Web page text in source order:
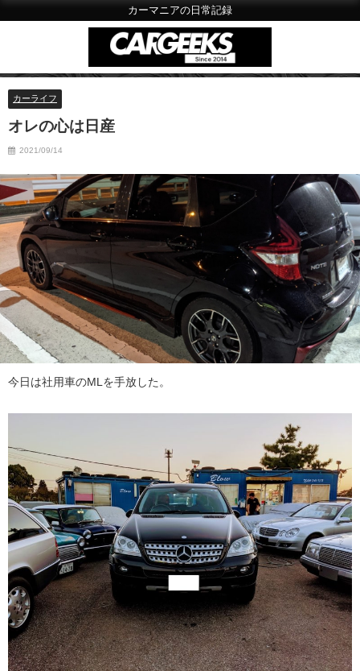
カーマニアの日常記録
カーライフ
オレの心は日産
2021/09/14
今日は社用車のMLを手放した。